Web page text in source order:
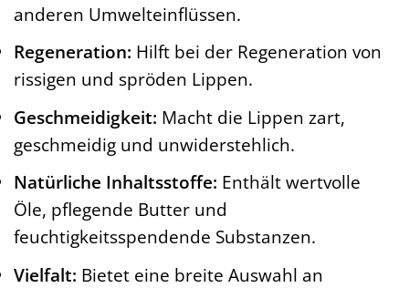
anderen Umwelteinflüssen.
Regeneration: Hilft bei der Regeneration von
rissigen und spröden Lippen.
Geschmeidigkeit: Macht die Lippen zart,
geschmeidig und unwiderstehlich.
Natürliche Inhaltsstoffe: Enthält wertvolle
Öle, pflegende Butter und
feuchtigkeitsspendende Substanzen.
Vielfalt: Bietet eine breite Auswahl an